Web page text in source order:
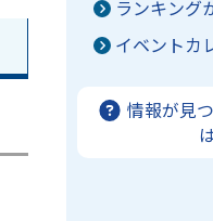
ランキング
イベントカ
情報が見